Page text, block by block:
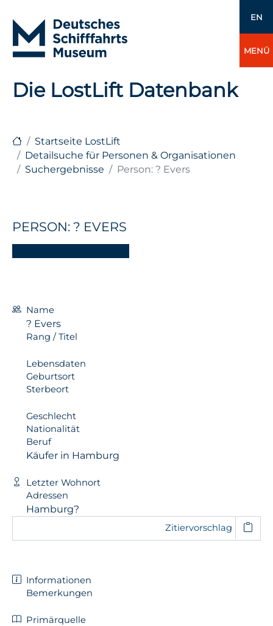
EN
MENÜ
Die LostLift Datenbank
Startseite LostLift
Detailsuche für Personen & Organisationen
Suchergebnisse
Person: ? Evers
PERSON: ? EVERS
Name
? Evers
Rang / Titel
Lebensdaten
Geburtsort
Sterbeort
Geschlecht
Nationalität
Beruf
Käufer in Hamburg
Letzter Wohnort
Adressen
Hamburg?
Zitiervorschlag
Informationen
Bemerkungen
Primärquelle